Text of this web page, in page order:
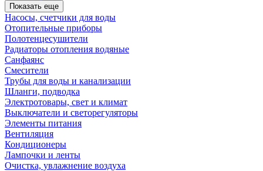
Показать еще
Насосы, счетчики для воды
Отопительные приборы
Полотенцесушители
Радиаторы отопления водяные
Санфаянс
Смесители
Трубы для воды и канализации
Шланги, подводка
Электротовары, свет и климат
Выключатели и светорегуляторы
Элементы питания
Вентиляция
Кондиционеры
Лампочки и ленты
Очистка, увлажнение воздуха